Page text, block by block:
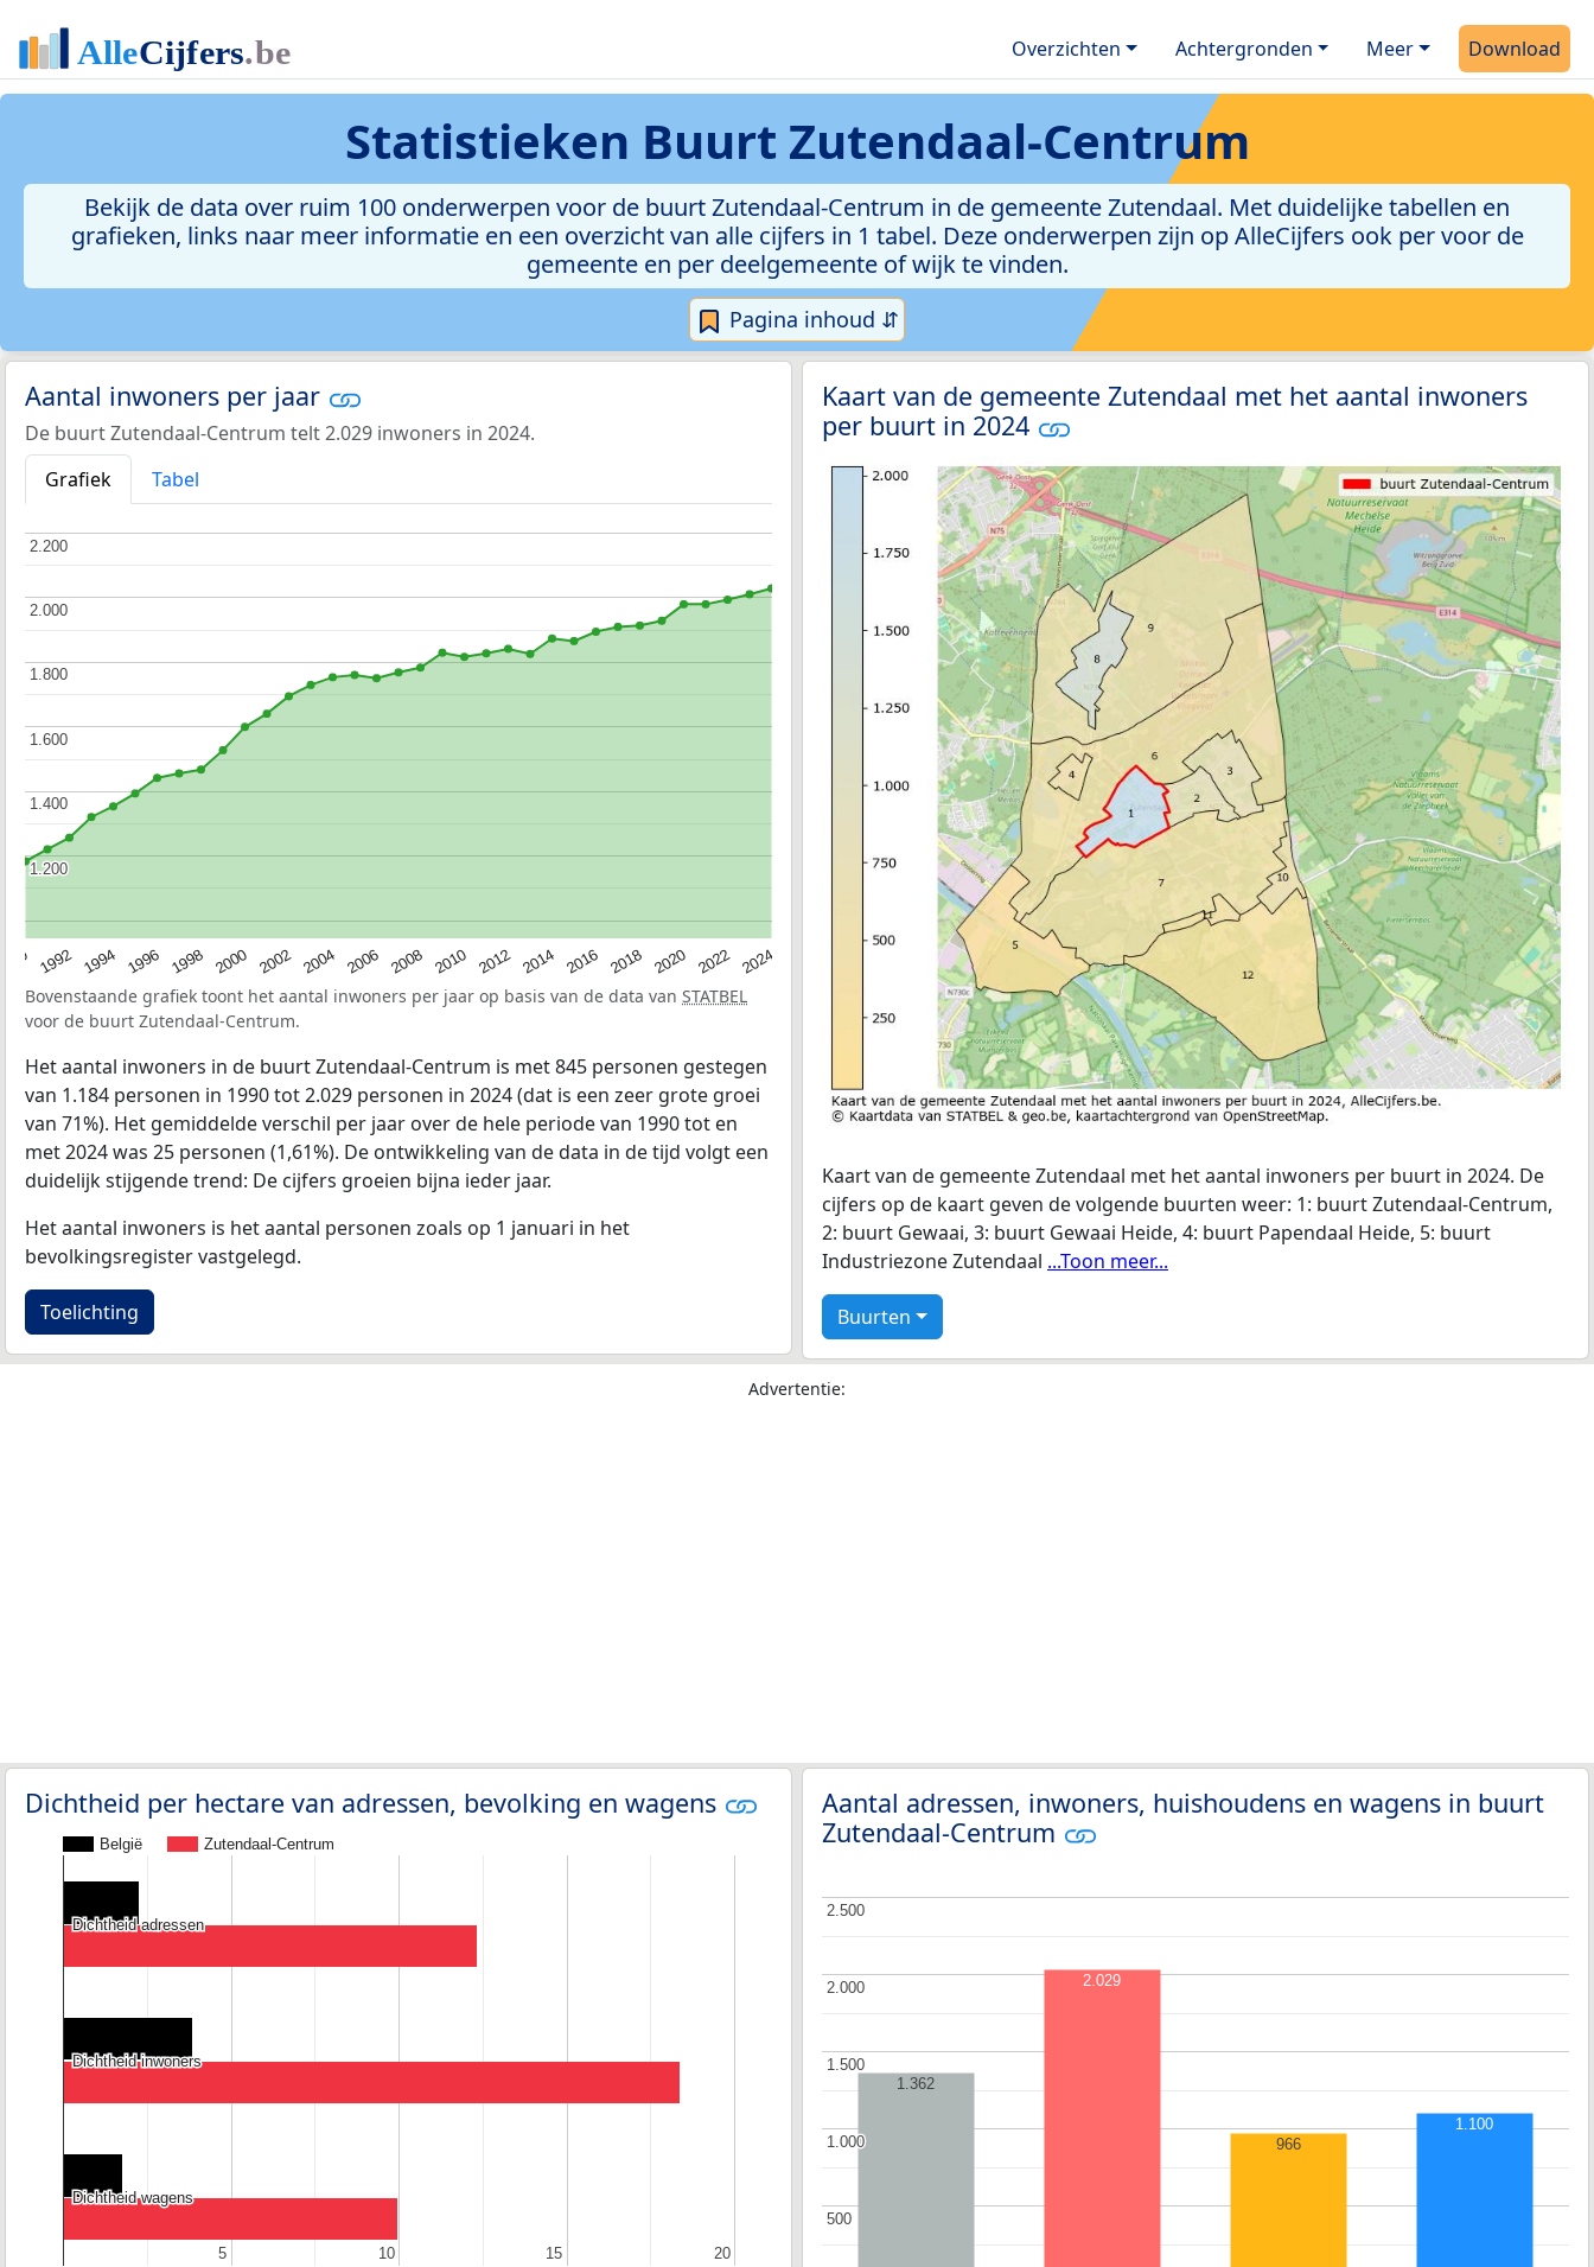
Overzichten Achtergronden Meer Download
Statistieken Buurt Zutendaal-Centrum
Bekijk de data over ruim 100 onderwerpen voor de buurt Zutendaal-Centrum in de gemeente Zutendaal. Met duidelijke tabellen en
grafieken, links naar meer informatie en een overzicht van alle cijfers in 1 tabel. Deze onderwerpen zijn op AlleCijfers ook per voor de
gemeente en per deelgemeente of wijk te vinden.
Pagina inhoud ⇵
Aantal inwoners per jaar
De buurt Zutendaal-Centrum telt 2.029 inwoners in 2024.
Grafiek
Tabel
1992 1994 1996 1998 2000 2002 2004 2006 2008 2010 2012 2014 2016 2018 2020 2022 2024
1.200
1.200
1.400
1.400
1.600
1.600
1.800
1.800
2.000
2.000
2.200
2.200
Bovenstaande grafiek toont het aantal inwoners per jaar op basis van de data van STATBEL
voor de buurt Zutendaal-Centrum.
Het aantal inwoners in de buurt Zutendaal-Centrum is met 845 personen gestegen
van 1.184 personen in 1990 tot 2.029 personen in 2024 (dat is een zeer grote groei
van 71%). Het gemiddelde verschil per jaar over de hele periode van 1990 tot en
met 2024 was 25 personen (1,61%). De ontwikkeling van de data in de tijd volgt een
duidelijk stijgende trend: De cijfers groeien bijna ieder jaar.
Het aantal inwoners is het aantal personen zoals op 1 januari in het
bevolkingsregister vastgelegd.
Toelichting
Kaart van de gemeente Zutendaal met het aantal inwoners
per buurt in 2024
Kaart van de gemeente Zutendaal met het aantal inwoners per buurt in 2024. De
cijfers op de kaart geven de volgende buurten weer: 1: buurt Zutendaal-Centrum,
2: buurt Gewaai, 3: buurt Gewaai Heide, 4: buurt Papendaal Heide, 5: buurt
Industriezone Zutendaal ...Toon meer...
Buurten
Advertentie:
Dichtheid per hectare van adressen, bevolking en wagens
België Zutendaal-Centrum
5
5 10
10 15
15 20
20
Dichtheid adressen
Dichtheid adressen
Dichtheid inwoners
Dichtheid inwoners
Dichtheid wagens
Dichtheid wagens
Aantal adressen, inwoners, huishoudens en wagens in buurt
Zutendaal-Centrum
500
500
1.000
1.000
1.500
1.500
2.000
2.000
2.500
2.500
1.362
2.029
966
1.100